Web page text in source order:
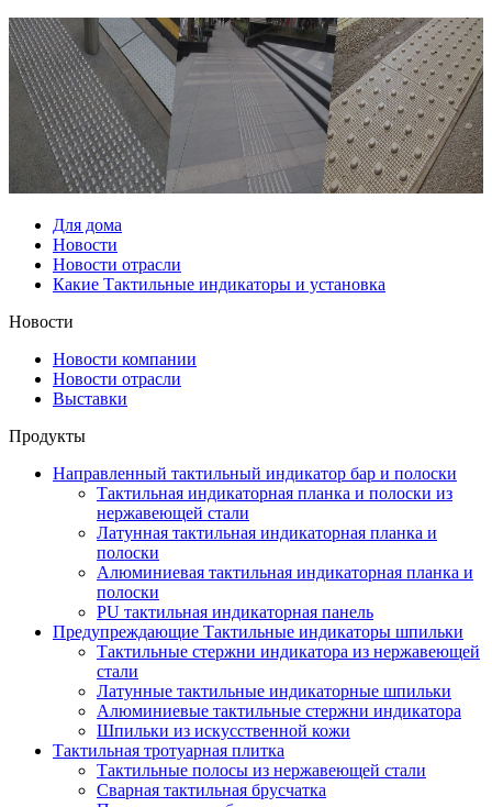
Для дома
Новости
Новости отрасли
Какие Тактильные индикаторы и установка
Новости
Новости компании
Новости отрасли
Выставки
Продукты
Направленный тактильный индикатор бар и полоски
Тактильная индикаторная планка и полоски из
нержавеющей стали
Латунная тактильная индикаторная планка и
полоски
Алюминиевая тактильная индикаторная планка и
полоски
PU тактильная индикаторная панель
Предупреждающие Тактильные индикаторы шпильки
Тактильные стержни индикатора из нержавеющей
стали
Латунные тактильные индикаторные шпильки
Алюминиевые тактильные стержни индикатора
Шпильки из искусственной кожи
Тактильная тротуарная плитка
Тактильные полосы из нержавеющей стали
Сварная тактильная брусчатка